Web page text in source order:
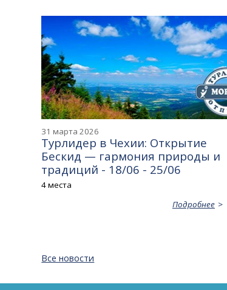
31 марта 2026
Турлидер в Чехии: Открытие
Бескид — гармония природы и
традиций - 18/06 - 25/06
4 места
Подробнее
Все новости